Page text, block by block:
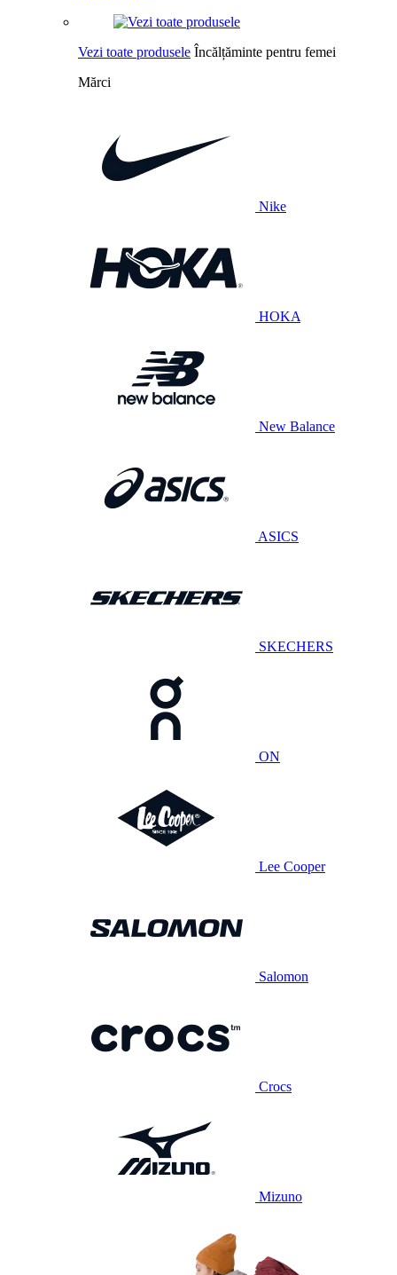
Vezi toate produsele Încălțăminte pentru femei
Mărci
Nike
HOKA
New Balance
ASICS
SKECHERS
ON
Lee Cooper
Salomon
Crocs
Mizuno